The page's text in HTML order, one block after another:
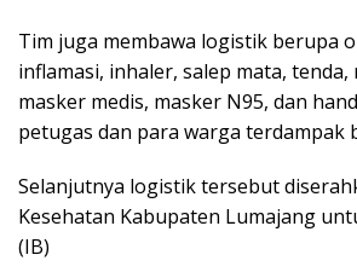
Tim juga membawa logistik berupa
inflamasi, inhaler, salep mata, tenda,
masker medis, masker N95, dan
petugas dan para warga terdampak
Selanjutnya logistik tersebut
Kesehatan Kabupaten Lumajang
(IB)